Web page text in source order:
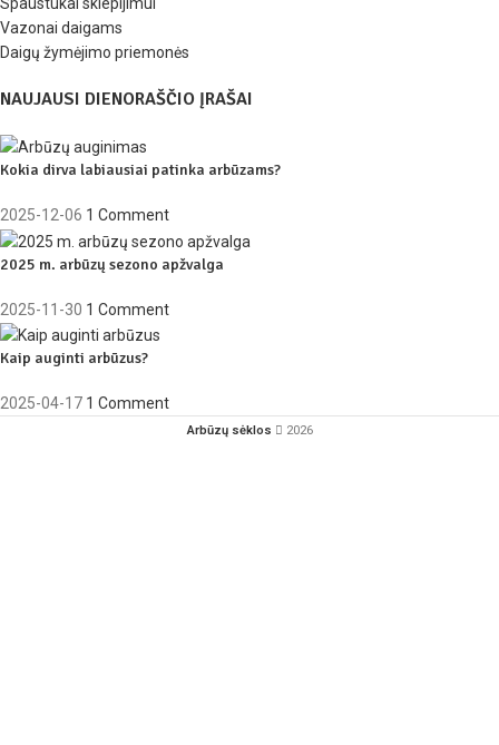
Vazonai daigams
Daigų žymėjimo priemonės
NAUJAUSI DIENORAŠČIO ĮRAŠAI
Kokia dirva labiausiai patinka arbūzams?
2025-12-06 1 Comment
2025 m. arbūzų sezono apžvalga
2025-11-30 1 Comment
Kaip auginti arbūzus?
2025-04-17 1 Comment
Arbūzų sėklos 2026